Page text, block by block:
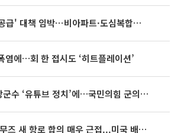
영끌 '주택공급' 대책 임박⋯비아파트·도심복합까지 총동원
염에…회 한 접시도 ‘히트플레이션’
우성빈 기장군수 ‘유튜브 정치’에…국민의힘 군의원들 집단 반발
이란 “호르무즈 새 항로 합의 매우 근접...미국 배상 먼저”